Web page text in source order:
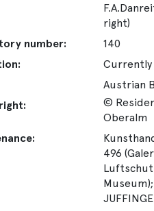
right)
number:
140
Currently
Austrian
©
Oberalm
496